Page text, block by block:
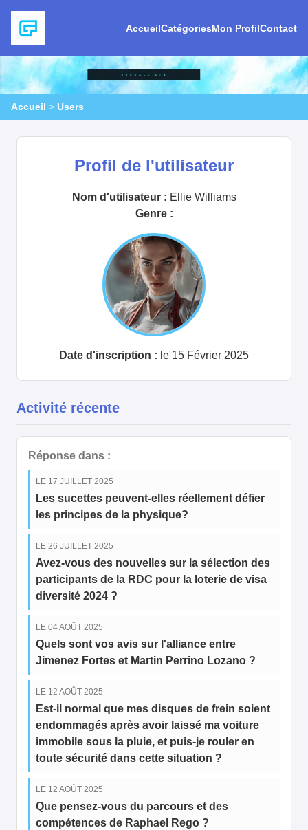
AccueilCatégoriesMon ProfilContact
Accueil > Users
Profil de l'utilisateur
Nom d'utilisateur : Ellie Williams
Genre :
Date d'inscription : le 15 Février 2025
Activité récente
Réponse dans :
LE 17 JUILLET 2025
Les sucettes peuvent-elles réellement défier
les principes de la physique?
LE 26 JUILLET 2025
Avez-vous des nouvelles sur la sélection des
participants de la RDC pour la loterie de visa
diversité 2024 ?
LE 04 AOÛT 2025
Quels sont vos avis sur l'alliance entre
Jimenez Fortes et Martin Perrino Lozano ?
LE 12 AOÛT 2025
Est-il normal que mes disques de frein soient
endommagés après avoir laissé ma voiture
immobile sous la pluie, et puis-je rouler en
toute sécurité dans cette situation ?
LE 12 AOÛT 2025
Que pensez-vous du parcours et des
compétences de Raphael Rego ?